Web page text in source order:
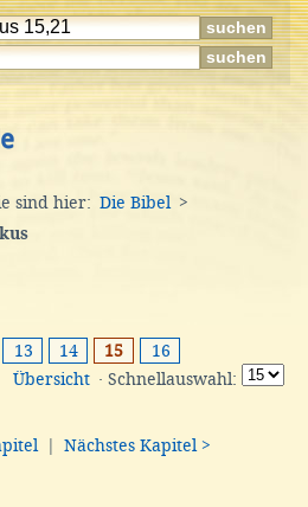
sind hier: Die Bibel
>
13 14 15
16
Übersicht · Schnellauswahl:
Nächstes Kapitel >